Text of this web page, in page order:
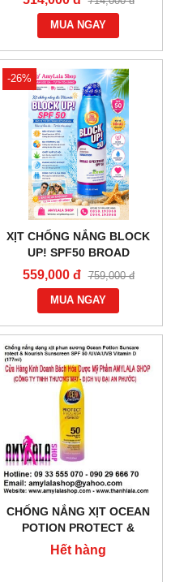
KHẨU MỸ - 0858193968 -
0944193968 -
AMYLALASHOP.COM -
MUA NGAY
-26%
XỊT CHỐNG NẮNG BLOCK
UP! SPF50 BROAD
SPECTRUM SUNSCREEN
DƯỠNG TRẮNG DA -
0858193968 - 0944193968 -
AMYLALASHOP.COM -
559,000 đ 759,000 đ
MUA NGAY
CHỐNG NẮNG XỊT OCEAN
POTION PROTECT &
NOURISH SPF50 WITH
VITAMIN D3™ FORTIFIED
Hết hàng